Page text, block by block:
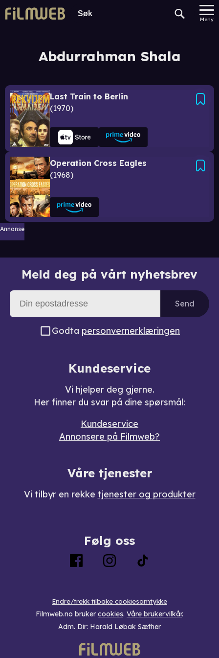
Meny
Abdurrahman Shala
Last Train to Berlin
1970
Operation Cross Eagles
1968
Annonse
Meld deg på vårt nyhetsbrev
Send
Godta personvernerklæringen
Kundeservice
Vi hjelper deg gjerne.
Her finner du svar på dine spørsmål:
Kundeservice
Annonsere på Filmweb?
Våre tjenester
Vi tilbyr en rekke tjenester og produkter
Følg oss
Endre/trekk tilbake cookiesamtykke
Filmweb.no bruker cookies. Våre brukervilkår.
Adm. Dir: Harald Løbak Sæther